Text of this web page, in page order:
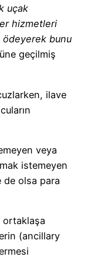
uçak
hizmetleri
ödeyerek bunu
geçilmiş
ilave
veya
istemeyen
de olsa para
ortaklaşa
(ancillary